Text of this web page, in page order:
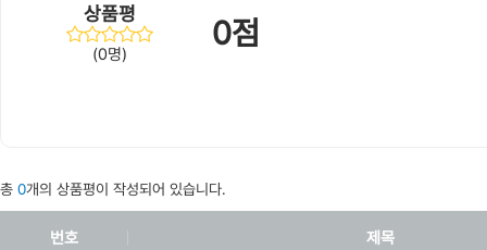
상품평
(0명)
0점
총 0개의 상품평이 작성되어 있습니다.
번호 제목